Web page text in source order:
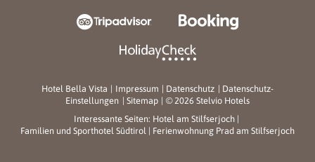
Hotel Bella Vista | Impressum | Datenschutz | Datenschutz-
Einstellungen | Sitemap | © 2026 Stelvio Hotels
Interessante Seiten: Hotel am Stilfserjoch |
Familien und Sporthotel Südtirol | Ferienwohnung Prad am Stilfserjoch